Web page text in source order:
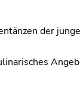
der